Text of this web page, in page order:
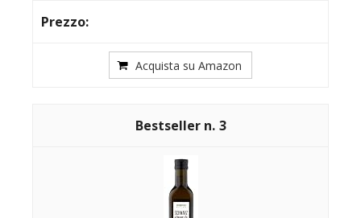
Acquista su Amazon
3